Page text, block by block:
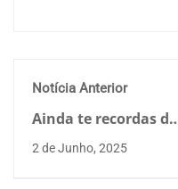
Notícia Anterior
Ainda te recordas de
como foram as XIII
Jornadas de
2 de Junho, 2025